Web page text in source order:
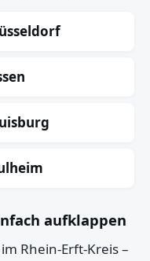
aufklappen
Rhein-Erft-Kreis –